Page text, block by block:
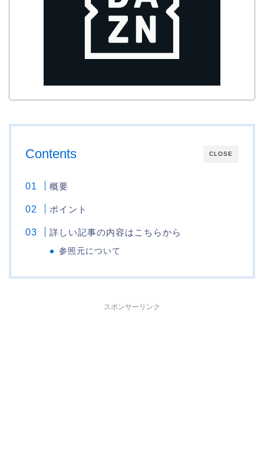
CLOSE
Contents
概要
ポイント
詳しい記事の内容はこちらから
参照元について
スポンサーリンク